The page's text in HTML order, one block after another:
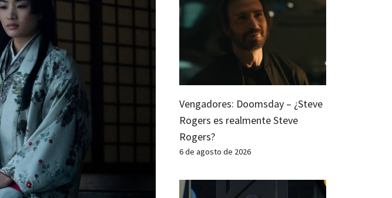
Vengadores: Doomsday – ¿Steve
Rogers es realmente Steve
Rogers?
6 de agosto de 2026